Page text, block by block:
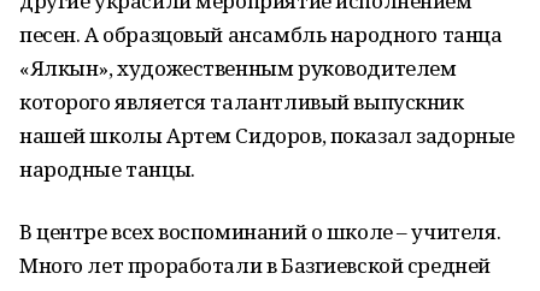
песен. А образцовый ансамбль народного танца
«Ялкын», художественным руководителем
которого является талантливый выпускник
нашей школы Артем Сидоров, показал задорные
народные танцы.
В центре всех воспоминаний о школе – учителя.
Много лет проработали в Базгиевской средней